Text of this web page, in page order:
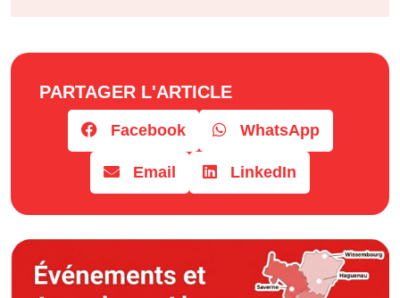
PARTAGER L'ARTICLE
Facebook WhatsApp
Email LinkedIn